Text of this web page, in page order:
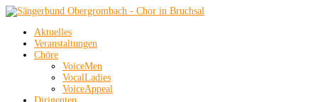
Aktuelles
Veranstaltungen
Chöre
VoiceMen
VocalLadies
VoiceAppeal